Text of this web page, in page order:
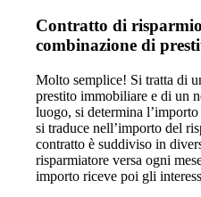
Contratto di
combinazione di
Molto semplice! Si tratta di
prestito immobiliare e di un
luogo, si determina
si traduce nell’importo del
contratto è suddiviso in
risparmiatore versa ogni
importo riceve poi gli